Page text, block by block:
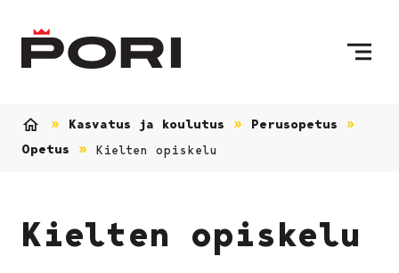
Kasvatus ja koulutus
Perusopetus
Opetus
Kielten opiskelu
Kielten opiskelu